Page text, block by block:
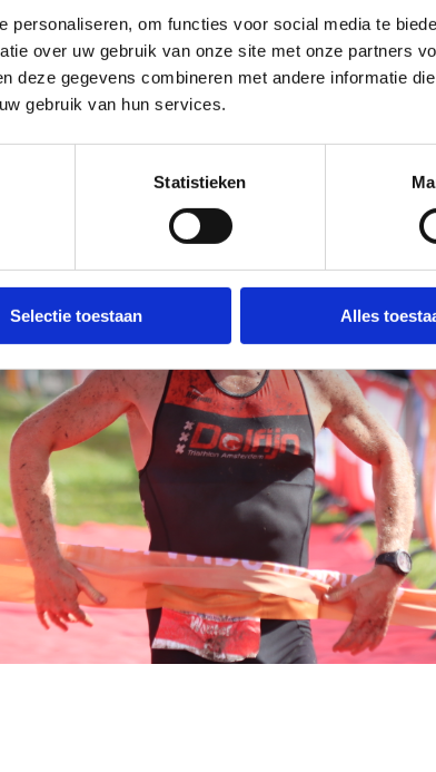
personaliseren, om functies voor social media te
over uw gebruik van onze site met onze partners
deze gegevens combineren met andere informatie
gebruik van hun services.
Statistieken
Selectie toestaan Alles